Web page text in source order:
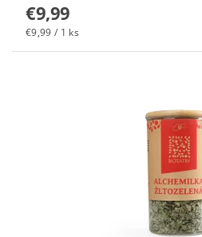
€9,99
€9,99 / 1 ks